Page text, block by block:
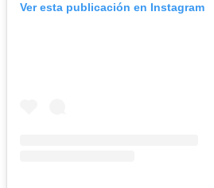
Ver esta publicación en Instagram